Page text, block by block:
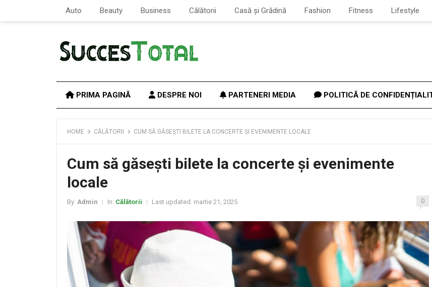
Auto Beauty Business Călătorii Casă și Grădină Fashion Fitness Lifestyle
PRIMA PAGINĂ DESPRE NOI PARTENERI MEDIA POLITICĂ DE
HOME CĂLĂTORII CUM SĂ GĂSEȘTI BILETE LA CONCERTE ȘI EVENIMENTE LOCALE
Cum să găsești bilete la concerte și evenimente
locale
By: Admin In: Călătorii Last updated: martie 21, 2025 0